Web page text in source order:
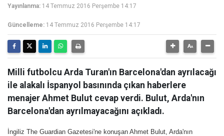
Yayınlanma: 14 Temmuz 2016 Perşembe 14:17
Güncelleme: 14 Temmuz 2016 Perşembe 14:17
Milli futbolcu Arda Turan'ın Barcelona'dan ayrılacağı
ile alakalı İspanyol basınında çıkan haberlere
menajer Ahmet Bulut cevap verdi. Bulut, Arda'nın
Barcelona'dan ayrılmayacağını açıkladı.
İngiliz The Guardian Gazetesi'ne konuşan Ahmet Bulut, Arda'nın